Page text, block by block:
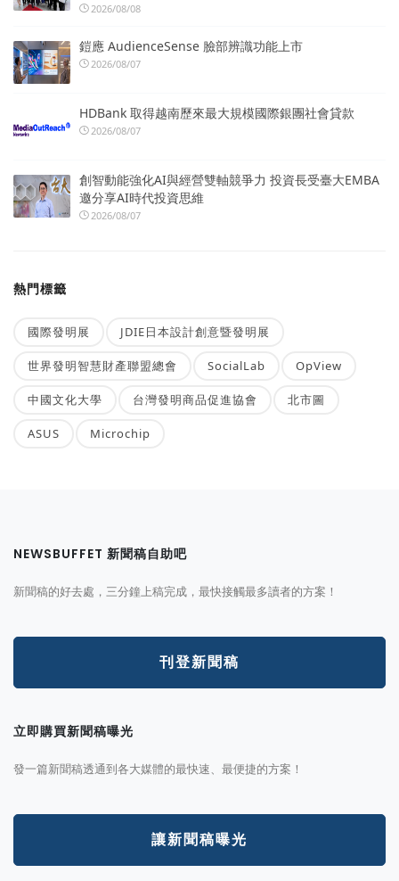
2026/08/08
鎧應 AudienceSense 臉部辨識功能上市
2026/08/07
HDBank 取得越南歷來最大規模國際銀團社會貸款
2026/08/07
創智動能強化AI與經營雙軸競爭力 投資長受臺大EMBA
邀分享AI時代投資思維
2026/08/07
熱門標籤
國際發明展 JDIE日本設計創意暨發明展
世界發明智慧財產聯盟總會 SocialLab OpView
中國文化大學 台灣發明商品促進協會 北市圖
ASUS Microchip
NEWSBUFFET 新聞稿自助吧
新聞稿的好去處，三分鐘上稿完成，最快接觸最多讀者的方案！
刊登新聞稿
立即購買新聞稿曝光
發一篇新聞稿透通到各大媒體的最快速、最便捷的方案！
讓新聞稿曝光